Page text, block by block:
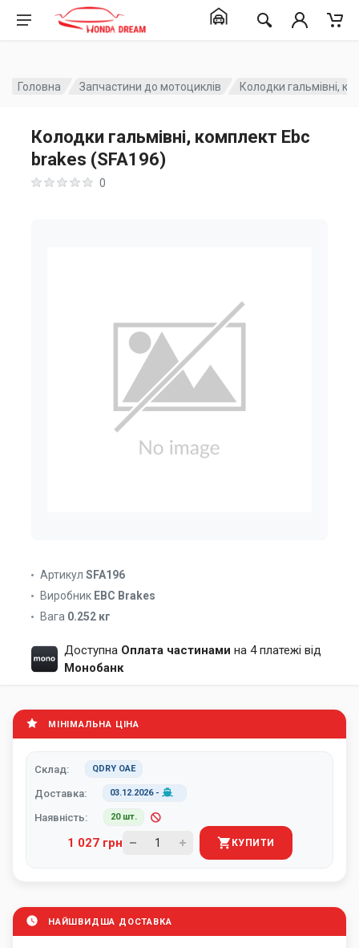
Головна Запчастини до мотоциклів Колодки гальмівні,
Колодки гальмівні, комплект Ebc
brakes (SFA196)
0
Артикул SFA196
Виробник EBC Brakes
Вага 0.252 кг
Доступна Оплата частинами на 4 платежі від
Монобанк
МІНІМАЛЬНА ЦІНА
Склад: QDRY ОАЕ
Доставка: 03.12.2026-
Наявність: 20 шт.
1 027 грн КУПИТИ
НАЙШВИДША ДОСТАВКА